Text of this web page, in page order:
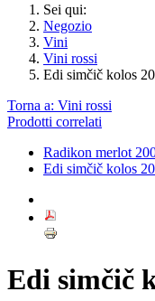
Sei qui:
Negozio
Vini
Vini rossi
Edi simčič kolos
Torna a: Vini rossi
Prodotti correlati
Radikon merlot
Edi simčič kolos
Edi simčič